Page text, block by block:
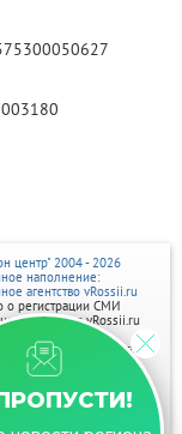
центр" 2004 - 2026
наполнение:
агентство vRossii.ru
о регистрации СМИ
агентства vRossii.ru
04 марта
Нарыков А. Н.
размещаются на